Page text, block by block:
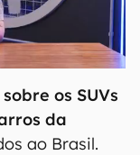
os SUVs
da
ao Brasil.